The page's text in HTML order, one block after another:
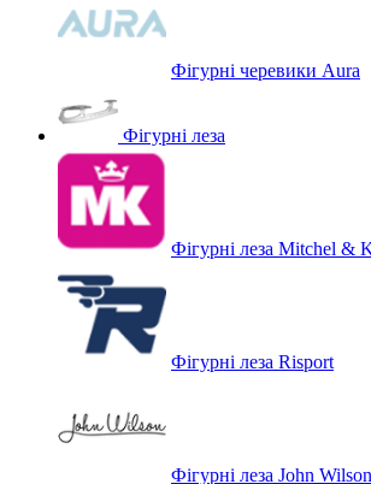
Фігурні черевики Aura
Фігурні леза
Фігурні леза Mitchel &
Фігурні леза Risport
Фігурні леза John Wilson